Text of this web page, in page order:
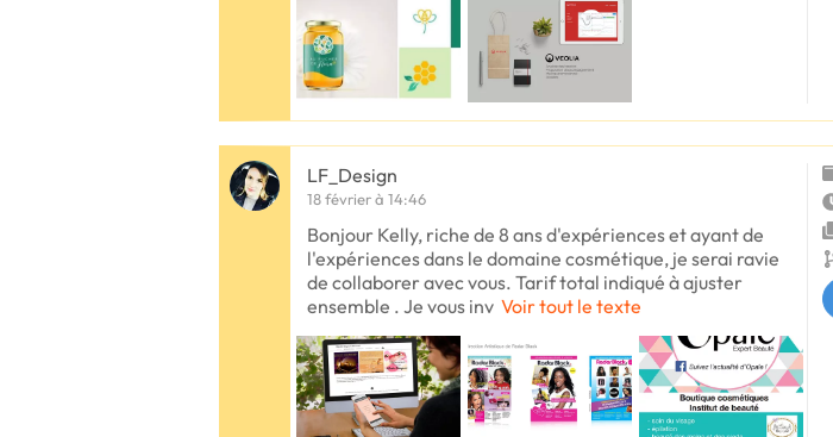
LF_Design
18 février à 14:46
Bonjour Kelly, riche de 8 ans d'expériences et ayant de
l'expériences dans le domaine cosmétique, je serai ravie
de collaborer avec vous. Tarif total indiqué à ajuster
ensemble . Je vous inv Voir tout le texte